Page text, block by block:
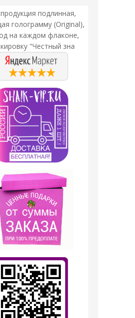
подлинная,
голограмму (Original),
на каждом флаконе,
"Честный зна
50
Акция
Парфюмерия
Clive&Keira
Clive&Keira 1038
Туалетная вода
VICTORIA SECRET
BOMBSHELL 30ml
1 199